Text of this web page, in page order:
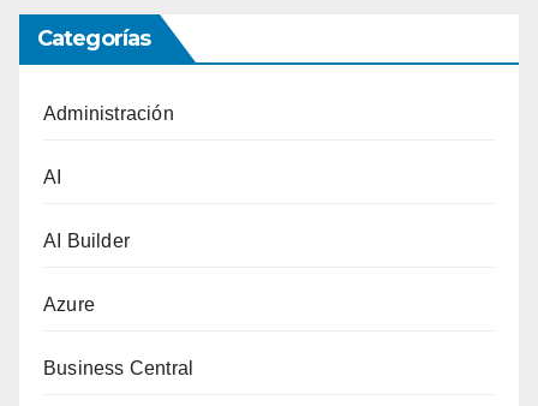
Categorías
Administración
AI
AI Builder
Azure
Business Central